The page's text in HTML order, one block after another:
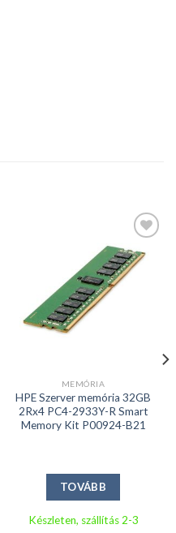
Kedvencekhez
MEMÓRIA
HPE Szerver memória 32GB
2Rx4 PC4-2933Y-R Smart
Memory Kit P00924-B21
TOVÁBB
Készleten, szállítás 2-3